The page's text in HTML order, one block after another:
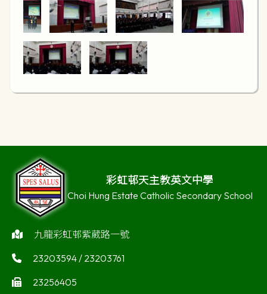
彩虹邨天主教英文中學
Choi Hung Estate Catholic Secondary School
九龍彩虹邨紫葳路一號
23203594 / 23203761
23256405